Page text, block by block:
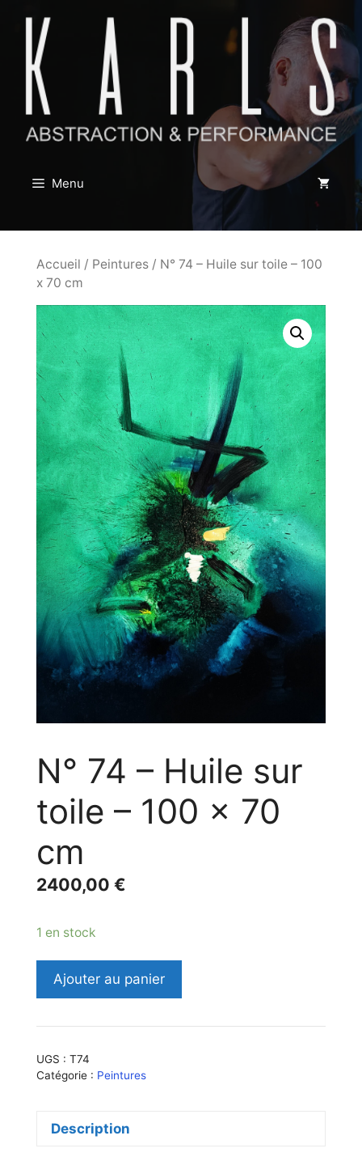
contenu
Menu
Accueil / Peintures / N° 74 – Huile sur toile – 100
x 70 cm
N° 74 – Huile sur
toile – 100 x 70
cm
2400,00 €
1 en stock
quantité
74
Huile
Ajouter au panier
UGS : T74
Catégorie : Peintures
Description